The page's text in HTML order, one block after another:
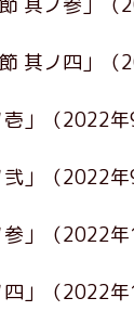
其ノ四」
」 （2022
」 （2022
」 （2022
」 （2022